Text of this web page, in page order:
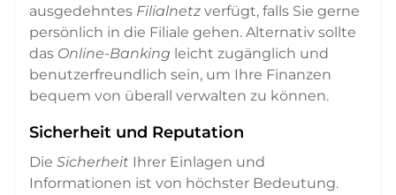
ausgedehntes Filialnetz verfügt, falls Sie gerne
persönlich in die Filiale gehen. Alternativ sollte
das Online-Banking leicht zugänglich und
benutzerfreundlich sein, um Ihre Finanzen
bequem von überall verwalten zu können.
Sicherheit und Reputation
Die Sicherheit Ihrer Einlagen und
Informationen ist von höchster Bedeutung.